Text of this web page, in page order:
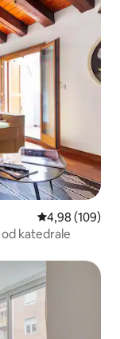
gosti”
Prosječna
4,98 (109)
od katedrale